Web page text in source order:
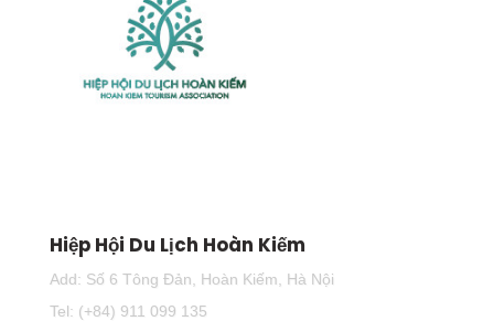
Hiệp Hội Du Lịch Hoàn Kiếm
Add: Số 6 Tông Đản, Hoàn Kiếm, Hà Nội
Tel: (+84) 911 099 135